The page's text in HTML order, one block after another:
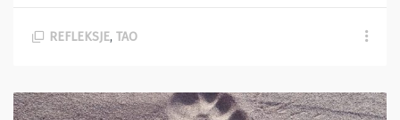
REFLEKSJE, TAO